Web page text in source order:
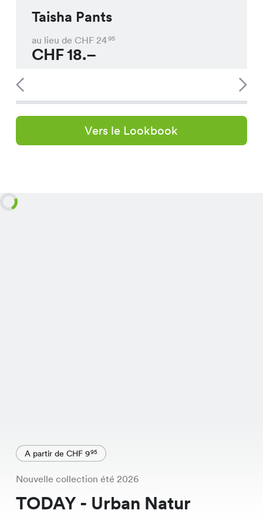
Taisha Pants
au lieu de CHF 2495
CHF18.–
Vers le Lookbook
A partir de CHF 995
Nouvelle collection été 2026
TODAY - Urban Natur